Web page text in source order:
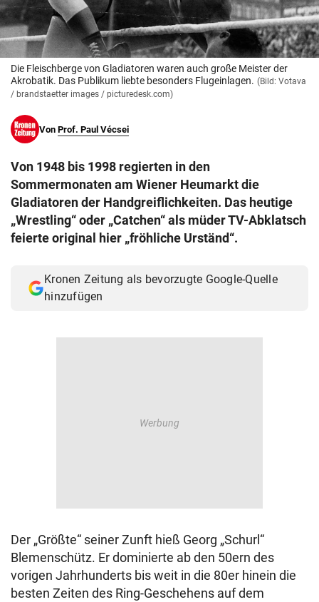
© Krone Multimedia GmbH & Co KG 2026
Muthgasse 2, 1190 Wien
Die Fleischberge von Gladiatoren waren auch große Meister der
Akrobatik. Das Publikum liebte besonders Flugeinlagen. (Bild: Votava
/ brandstaetter images / picturedesk.com)
Von Prof. Paul Vécsei
Von 1948 bis 1998 regierten in den
Sommermonaten am Wiener Heumarkt die
Gladiatoren der Handgreiflichkeiten. Das heutige
„Wrestling“ oder „Catchen“ als müder TV-Abklatsch
feierte original hier „fröhliche Urständ“.
Kronen Zeitung als bevorzugte Google-Quelle
hinzufügen
Der „Größte“ seiner Zunft hieß Georg „Schurl“
Blemenschütz. Er dominierte ab den 50ern des
vorigen Jahrhunderts bis weit in die 80er hinein die
besten Zeiten des Ring-Geschehens auf dem